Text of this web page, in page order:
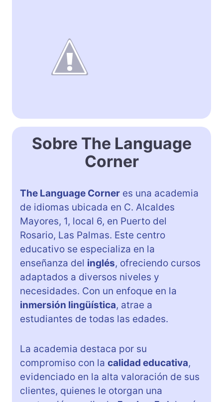
Sobre The Language
Corner
The Language Corner es una academia
de idiomas ubicada en C. Alcaldes
Mayores, 1, local 6, en Puerto del
Rosario, Las Palmas. Este centro
educativo se especializa en la
enseñanza del inglés, ofreciendo cursos
adaptados a diversos niveles y
necesidades. Con un enfoque en la
inmersión lingüística, atrae a
estudiantes de todas las edades.
La academia destaca por su
compromiso con la calidad educativa,
evidenciado en la alta valoración de sus
clientes, quienes le otorgan una